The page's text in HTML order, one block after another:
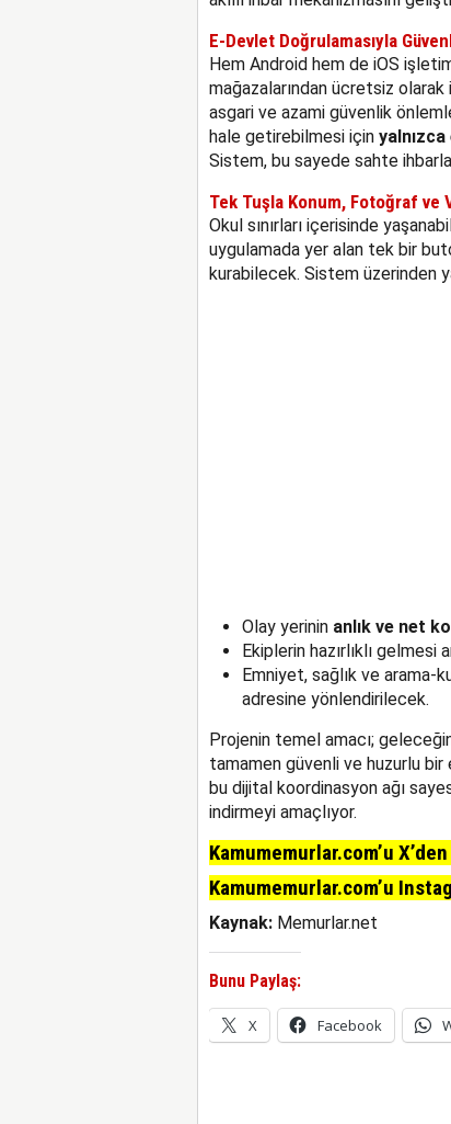
E-Devlet Doğrulamasıyla
Hem Android hem de iOS
mağazalarından ücretsiz
asgari ve azami güvenlik
hale getirebilmesi için
Sistem, bu sayede sahte
Tek Tuşla Konum, Fotoğraf ve
Okul sınırları içerisinde
uygulamada yer alan tek bir
kurabilecek. Sistem üzerinden
Olay yerinin anlık ve net
Ekiplerin hazırlıklı gelmesi
Emniyet, sağlık ve arama-
adresine yönlendirilecek.
Projenin temel amacı;
tamamen güvenli ve huzurlu bir
bu dijital koordinasyon ağı
indirmeyi amaçlıyor.
Kamumemurlar.com’u
Kamumemurlar.com’u
Kaynak:Memurlar.net
Bunu Paylaş:
X Facebook